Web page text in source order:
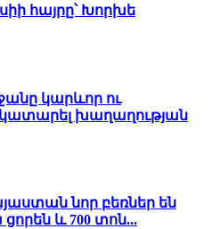
հայրը՝ Խորխե
կարևոր ու
կատարել խաղաղության
նոր բեռներ են
ցորեն և 700 տոն...